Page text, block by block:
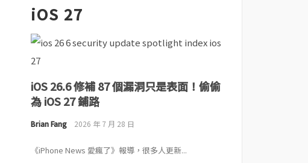
iOS 27
iOS 26.6 修補 87 個漏洞只是表面！偷偷
為 iOS 27 鋪路
Brian Fang 2026 年 7 月 28 日
《iPhone News 愛瘋了》報導，很多人更新...